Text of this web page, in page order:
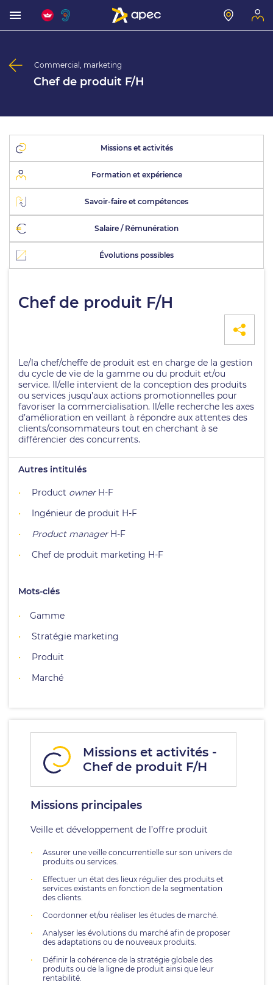
Commercial, marketing
Chef de produit F/H
Missions et activités
Formation et expérience
Savoir-faire et compétences
Salaire / Rémunération
Évolutions possibles
Chef de produit F/H
Le/la chef/cheffe de produit est en charge de la gestion
du cycle de vie de la gamme ou du produit et/ou
service. Il/elle intervient de la conception des produits
ou services jusqu’aux actions promotionnelles pour
favoriser la commercialisation. Il/elle recherche les axes
d’amélioration en veillant à répondre aux attentes des
clients/consommateurs tout en cherchant à se
différencier des concurrents.
Autres intitulés
Product owner H-F
Ingénieur de produit H-F
Product managerH-F
Chef de produit marketing H-F
Mots-clés
Gamme
Stratégie marketing
Produit
Marché
Missions et activités -
Chef de produit F/H
Missions principales
Veille et développement de l’offre produit
Assurer une veille concurrentielle sur son univers de
produits ou services.
Effectuer un état des lieux régulier des produits et
services existants en fonction de la segmentation
des clients.
Coordonner et/ou réaliser les études de marché.
Analyser les évolutions du marché afin de proposer
des adaptations ou de nouveaux produits.
Définir la cohérence de la stratégie globale des
produits ou de la ligne de produit ainsi que leur
rentabilité.